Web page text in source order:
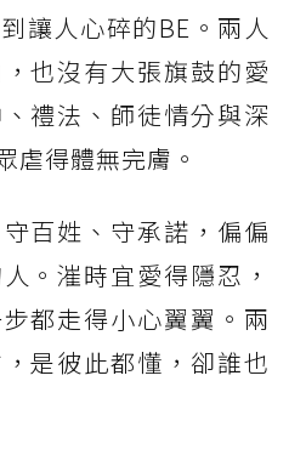
讓人心碎的BE。兩人
也沒有大張旗鼓的愛
禮法、師徒情分與深
虐得體無完膚。
百姓、守承諾，偏偏
。漼時宜愛得隱忍，
都走得小心翼翼。兩
是彼此都懂，卻誰也